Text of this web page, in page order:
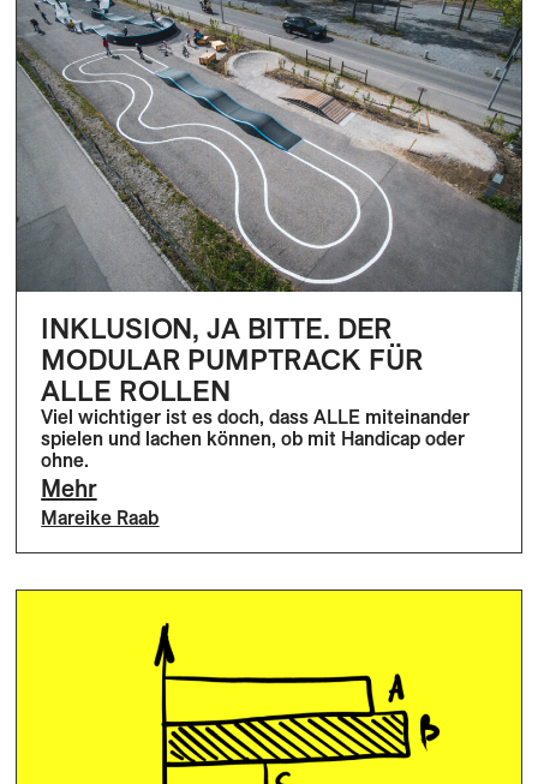
INKLUSION, JA BITTE. DER
MODULAR PUMPTRACK FÜR
ALLE ROLLEN
Viel wichtiger ist es doch, dass ALLE miteinander
spielen und lachen können, ob mit Handicap oder
ohne.
Mehr
Mareike Raab